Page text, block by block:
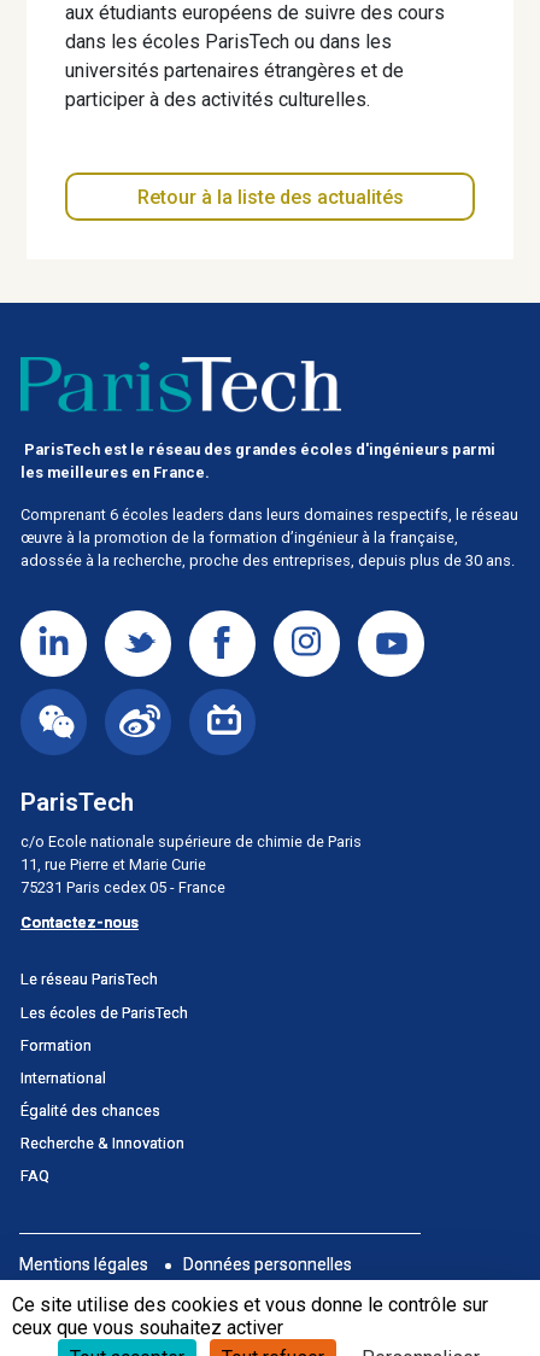
aux étudiants européens de suivre des cours
dans les écoles ParisTech ou dans les
universités partenaires étrangères et de
participer à des activités culturelles.
Retour à la liste des actualités
ParisTech est le réseau des grandes écoles d'ingénieurs parmi
les meilleures en France.
Comprenant 6 écoles leaders dans leurs domaines respectifs, le réseau
œuvre à la promotion de la formation d’ingénieur à la française,
adossée à la recherche, proche des entreprises, depuis plus de 30 ans.
ParisTech
c/o Ecole nationale supérieure de chimie de Paris
11, rue Pierre et Marie Curie
75231 Paris cedex 05 - France
Contactez-nous
Menu
principal
Portail
Le réseau ParisTech
Les écoles de ParisTech
Formation
International
Égalité des chances
Recherche & Innovation
FAQ
footer
Portail
Mentions légales Données personnelles
S’abonner à la newsletter
Ce site utilise des cookies et vous donne le contrôle sur
ceux que vous souhaitez activer